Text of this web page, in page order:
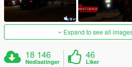
Expand to see all
18 146
Nedlastinger
46
Liker